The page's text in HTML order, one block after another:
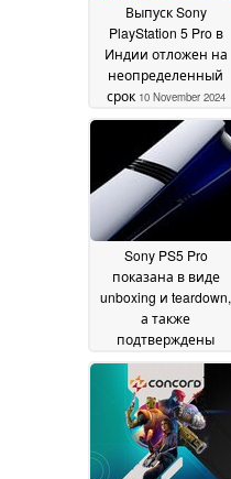
Выпуск Sony
PlayStation 5 Pro в
Индии отложен на
неопределенный
срок 10 November 2024
Sony PS5 Pro
показана в виде
unboxing и teardown,
а также
подтверждены
обновления для
более чем 50 игр
November 2024